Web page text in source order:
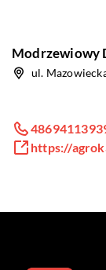
Modrzewiowy
ul.
https://